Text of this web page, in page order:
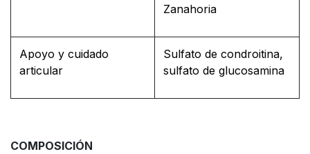
Zanahoria
Apoyo y cuidado
articular
Sulfato de condroitina,
sulfato de glucosamina
COMPOSICIÓN